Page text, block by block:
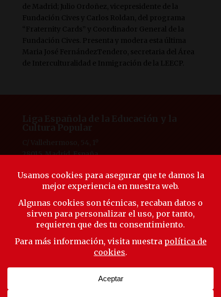
de Madrid; Julio Ordoñez, vicepresidente de la
Fundación Cives y Carlos Roldan, del programa
“Fraternity Cards” y Coordinador General de la
Fundación Cives. Presenta y modera esta última
Maria José FernándezTendero, secretaria del Área
de Interculturalidad e Inmigración de la LEECP.
28015, Madrid, España
laliga@ligaeducacion.org
© Liga Educación 2025 |Aviso Legal|Política de
Privacidad|Política de Cookies
Síguenos